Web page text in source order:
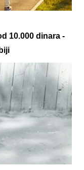
10.000 dinara -